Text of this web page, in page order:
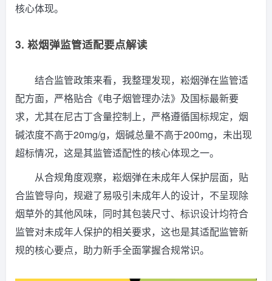
核心体现。
3. 崧烟弹监管适配要点解读
结合监管政策来看，我整理发现，崧烟弹在监管适
配方面，严格贴合《电子烟管理办法》及国标最新要
求，尤其在尼古丁含量控制上，严格遵循国标规定，烟
碱浓度不高于20mg/g，烟碱总量不高于200mg，未出现
超标情况，这是其监管适配性的核心体现之一。
从合规角度观察，崧烟弹在未成年人保护层面，贴
合监管导向，规避了易吸引未成年人的设计，不呈现除
烟草外的其他风味，同时其包装尺寸、标识设计均符合
监管对未成年人保护的相关要求，这也是其适配监管新
规的核心要点，助力新手全面掌握合规常识。